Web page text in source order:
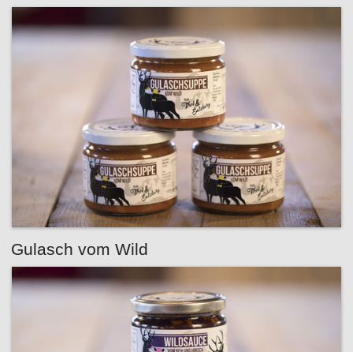
Gulasch vom Wild